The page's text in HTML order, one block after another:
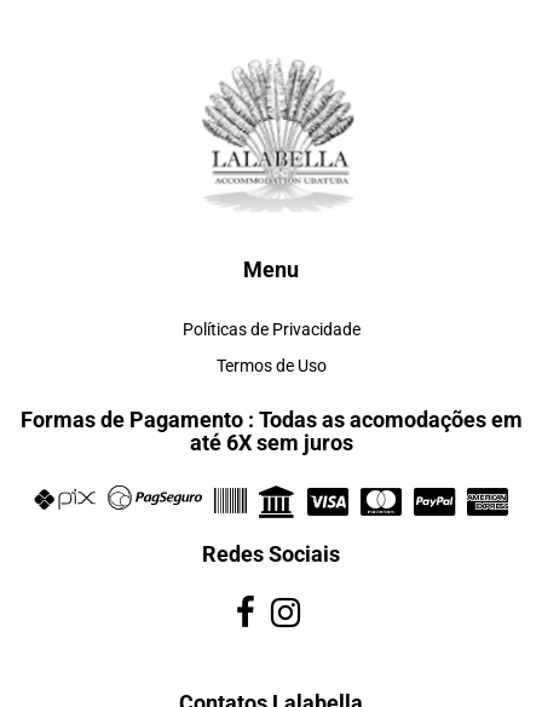
Menu
Políticas de Privacidade
Termos de Uso
Formas de Pagamento : Todas as acomodações em
até 6X sem juros
Redes Sociais